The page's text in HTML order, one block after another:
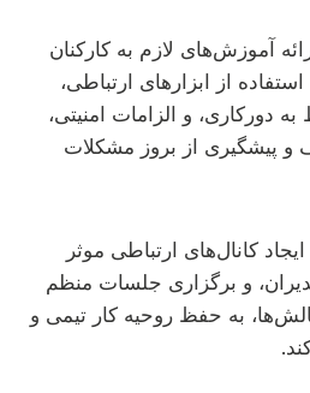
آموزش‌های لازم به کارکنان
از ابزارهای ارتباطی،
دورکاری، و الزامات امنیتی،
و پیشگیری از بروز مشکلات
ایجاد کانال‌های ارتباطی موثر
و برگزاری جلسات منظم
به حفظ روحیه کار تیمی و